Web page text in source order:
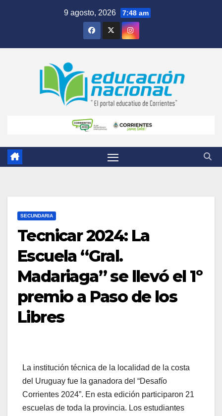
9 agosto, 2026 7:48 am
SECUNDARIA
Tecnicar 2024: La
Escuela “Gral.
Madariaga” se llevó el 1º
premio a Paso de los
Libres
La institución técnica de la localidad de la costa
del Uruguay fue la ganadora del “Desafío
Corrientes 2024”. En esta edición participaron 21
escuelas de toda la provincia. Los estudiantes